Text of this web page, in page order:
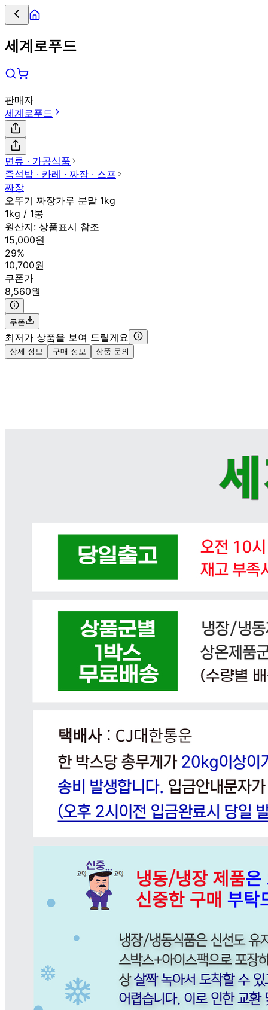
세계로푸드
판매자
세계로푸드
면류 ∙ 가공식품
즉석밥 ∙ 카레 ∙ 짜장 ∙ 스프
짜장
오뚜기 짜장가루 분말 1kg
1kg / 1봉
원산지: 상품표시 참조
15,000원
29%
10,700원
쿠폰가
8,560원
쿠폰
최저가 상품을 보여 드릴게요
상세 정보 구매 정보 상품 문의